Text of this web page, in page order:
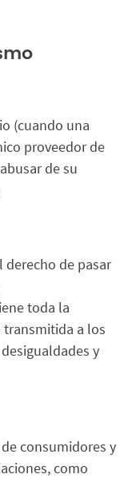
(cuando una
proveedor de
de su
derecho de pasar
toda la
transmitida a los
y
consumidores y
como